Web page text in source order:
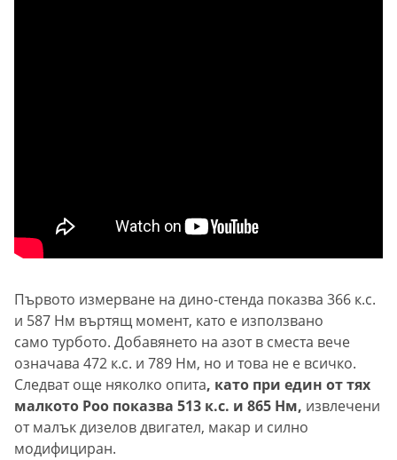
Първото измерване на дино-стенда показва 366 к.с.
и 587 Нм въртящ момент, като е използвано
само турбото. Добавянето на азот в сместа вече
означава 472 к.с. и 789 Нм, но и това не е всичко.
Следват още няколко опита, като при един от тях
малкото Poo показва 513 к.с. и 865 Нм, извлечени
от малък дизелов двигател, макар и силно
модифициран.